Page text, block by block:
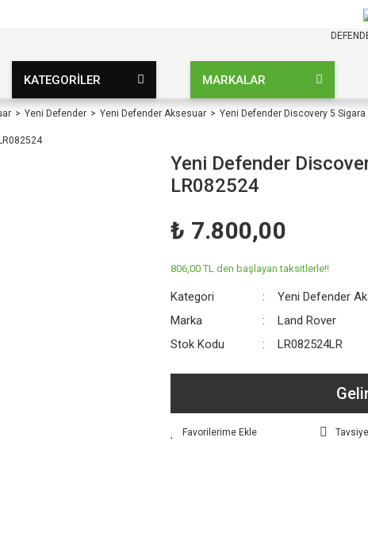
KATEGORİLER MARKALAR
Yeni Defender Yeni Defender Aksesuar Yeni Defender Discovery 5
Yeni Defender
LR082524
₺ 7.800,00
806,00 TL den başlayan taksitlerle!!
Kategori Yeni Defender
Marka
Land Rover
Stok Kodu
LR082524LR